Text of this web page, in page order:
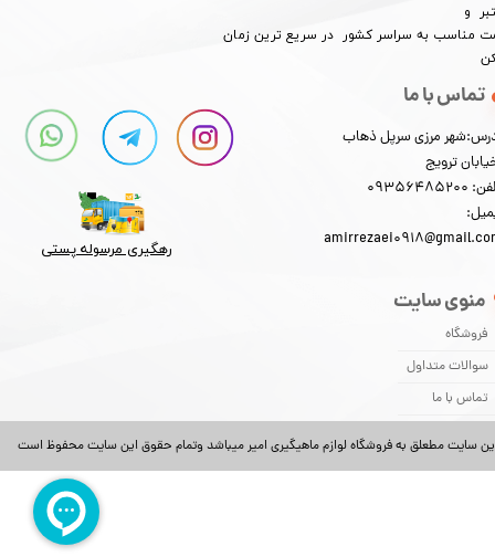
سایت مطعلق به فروشگاه لوازم ماهیگیری امیر میباشد وتمام حقوق این سایت محفوظ است
و
مناسب به سراسر کشور در سریع ترین زمان
منوی سایت
فروشگاه
سوالات متداول
تماس با ما
تماس با ما
مرزی سرپل ذهاب
ترویج
رهگیری مرسوله پستی​​​​​​​